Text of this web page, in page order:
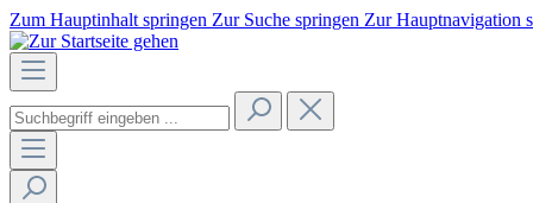
Zum Hauptinhalt springen Zur Suche springen Zur Hauptnavigation